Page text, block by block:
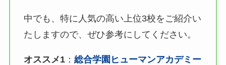
中でも、特に人気の高い上位3校をご紹介い
たしますので、ぜひ参考にしてください。
オススメ1： 総合学園ヒューマンアカデミー